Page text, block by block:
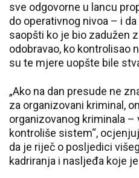
sve odgovorne u lancu
do operativnog nivoa – i
saopšti ko je bio zadužen
odobravao, ko kontrolisao
su te mjere uopšte bile
„Ako na dan presude ne
za organizovani kriminal,
organizovanog kriminala –
kontroliše sistem“,
da je riječ o posljedici
kadriranja i nasljeđa koje